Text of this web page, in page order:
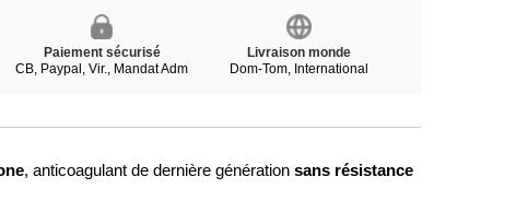
Paiement sécurisé
CB, Paypal, Vir., Mandat Adm
Livraison monde
Dom-Tom, International
, anticoagulant de dernière génération sans résistance